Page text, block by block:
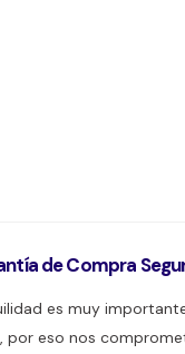
de Compra
es muy
por eso nos